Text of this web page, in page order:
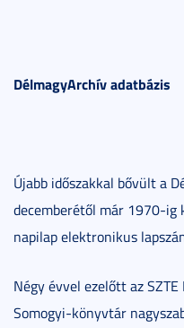
DélmagyArchív adatbázis
Újabb időszakkal bővült a
decemberétől már 1970-ig
napilap elektronikus
Négy évvel ezelőtt az
Somogyi-könyvtár